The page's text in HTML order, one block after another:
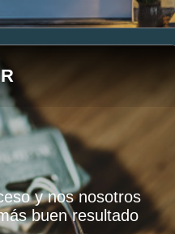
y nos nosotros
buen resultado